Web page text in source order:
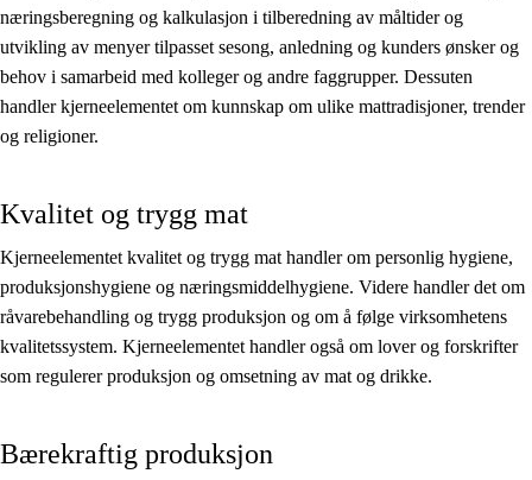
næringsberegning og kalkulasjon i tilberedning av måltider og
utvikling av menyer tilpasset sesong, anledning og kunders ønsker og
behov i samarbeid med kolleger og andre faggrupper. Dessuten
handler kjerneelementet om kunnskap om ulike mattradisjoner, trender
og religioner.
Kvalitet og trygg mat
Kjerneelementet kvalitet og trygg mat handler om personlig hygiene,
produksjonshygiene og næringsmiddelhygiene. Videre handler det om
råvarebehandling og trygg produksjon og om å følge virksomhetens
kvalitetssystem. Kjerneelementet handler også om lover og forskrifter
som regulerer produksjon og omsetning av mat og drikke.
Bærekraftig produksjon